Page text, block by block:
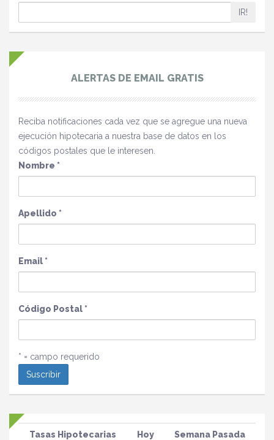
IR!
ALERTAS DE EMAIL GRATIS
Reciba notificaciones cada vez que se agregue una nueva
ejecución hipotecaria a nuestra base de datos en los
códigos postales que le interesen.
Nombre *
Apellido *
Email*
Código Postal*
* = campo requerido
Tasas Hipotecarias Hoy Semana Pasada